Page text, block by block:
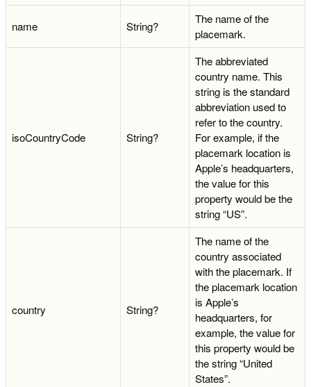
name String?
The name of the
placemark.
isoCountryCode String?
The abbreviated
country name. This
string is the standard
abbreviation used to
refer to the country.
For example, if the
placemark location is
Apple’s headquarters,
the value for this
property would be the
string “US”.
country String?
The name of the
country associated
with the placemark. If
the placemark location
is Apple’s
headquarters, for
example, the value for
this property would be
the string “United
States”.